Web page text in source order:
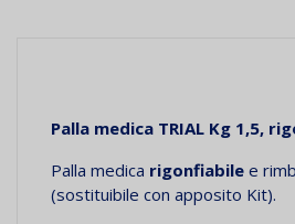
Palla medica TRIAL Kg 1,5,
Palla medica rigonfiabile e
(sostituibile con apposito Kit).